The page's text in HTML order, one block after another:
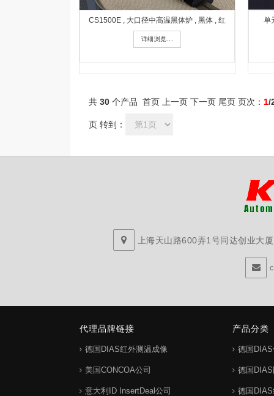
CS1500E , 大口径中高温黑体炉 , 黑体 , 红
详细浏览...
单
共30 个产品 首页 上一页下一页 尾页 页次： 1/
页 转到：
上海天山路600弄1号同达创业大
代理品牌链接
德国DIAS红外测温成像
美国CONCOA公司
意大利ID InsertDeal公司
产品分类
德国
德国
德国